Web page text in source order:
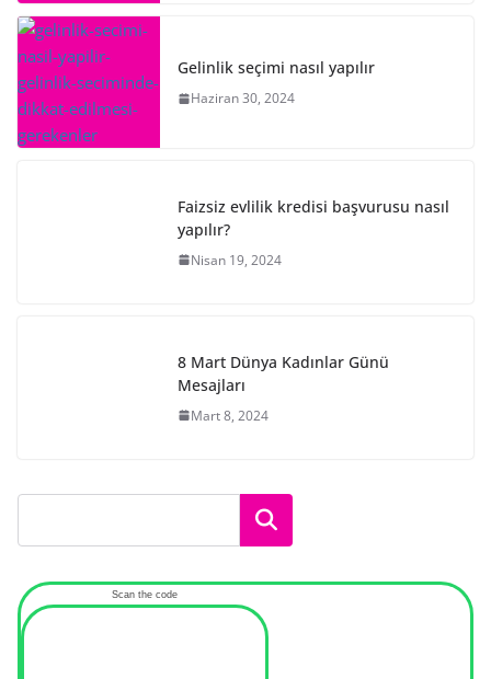
Gelinlik seçimi nasıl yapılır
Haziran 30, 2024
Faizsiz evlilik kredisi başvurusu nasıl
yapılır?
Nisan 19, 2024
8 Mart Dünya Kadınlar Günü
Mesajları
Mart 8, 2024
Ara
Scan the code